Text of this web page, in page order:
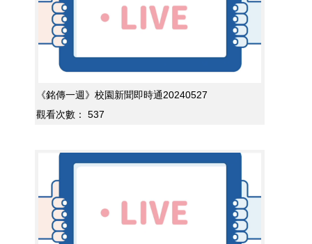
《銘傳一週》校園新聞即時通20240527
觀看次數：
537